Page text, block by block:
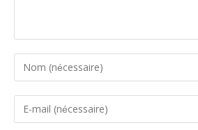
Enter
your
name
Enter
your